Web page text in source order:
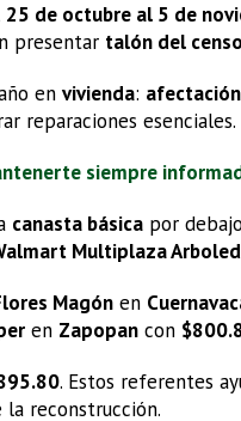
25 de octubre al 5 de
presentar talón del censo
en vivienda:
reparaciones esenciales.
siempre
canasta básica por
Multiplaza
Magón en
en Zapopan con
. Estos referentes
reconstrucción.